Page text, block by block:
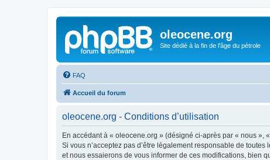
oleocene.org
Site dédié à la fin de l'âge du pétrole
FAQ
Accueil du forum
oleocene.org - Conditions d’utilisation
En accédant à « oleocene.org » (désigné ci-après par « nous »,
Si vous n’acceptez pas d’être légalement responsable de
et nous essaierons de vous informer de ces modifications, bien